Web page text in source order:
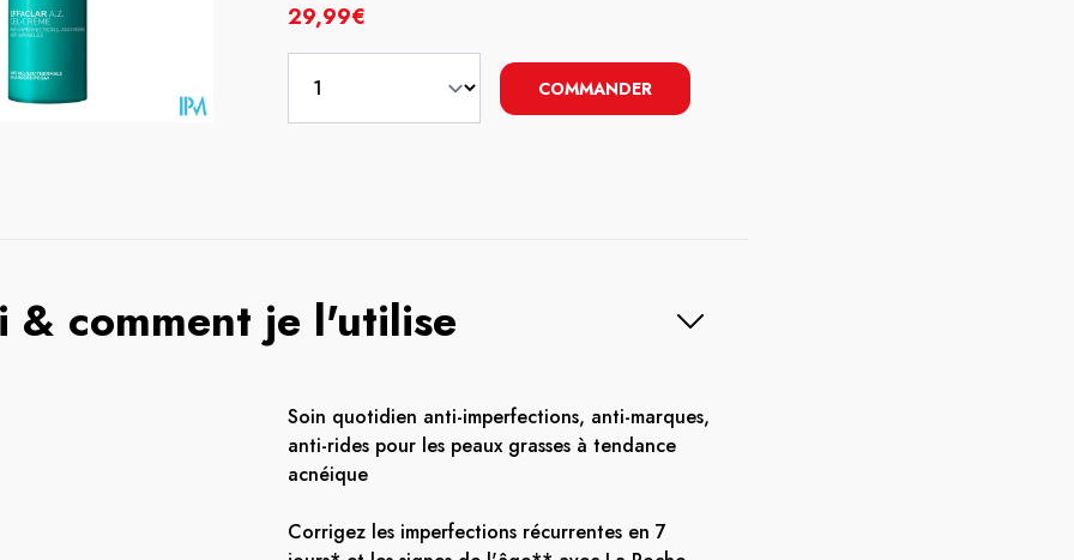
29,99€
COMMANDER
& comment je l'utilise
Soin quotidien anti-imperfections, anti-marques,
anti-rides pour les peaux grasses à tendance
acnéique​
Corrigez les imperfections récurrentes en 7